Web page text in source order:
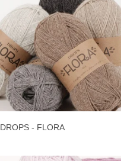
DROPS - FLORA